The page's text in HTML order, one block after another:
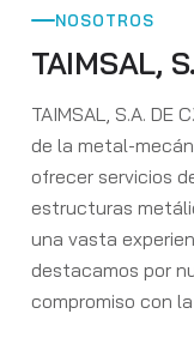
NOSOTROS
TAIMSAL,
TAIMSAL, S.A. DE
de la metal-
ofrecer servicios
estructuras
una vasta
destacamos por
compromiso con